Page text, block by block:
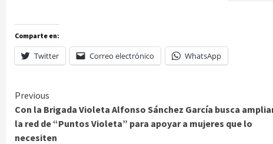
Comparte en:
Twitter Correo electrónico WhatsApp
Continue
Reading
Previous
Con la Brigada Violeta Alfonso Sánchez García busca
la red de “Puntos Violeta” para apoyar a mujeres que lo
necesiten